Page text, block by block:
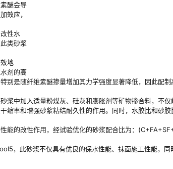
醚会导
效应，
性水
类砂浆
地
剂的高
别是随纤维素醚掺量增加其力学强度显著降低，因此配
浆中加入适量粉煤灰、硅灰和膨胀剂等矿物掺合料，不
缩率和增强砂浆粘结耐久性的作用。同时，水胶比和砂
的改性作用，经试验优化的砂浆配合比为：
，此砂浆不仅具有优良的保水性能、抹面施工性能，同